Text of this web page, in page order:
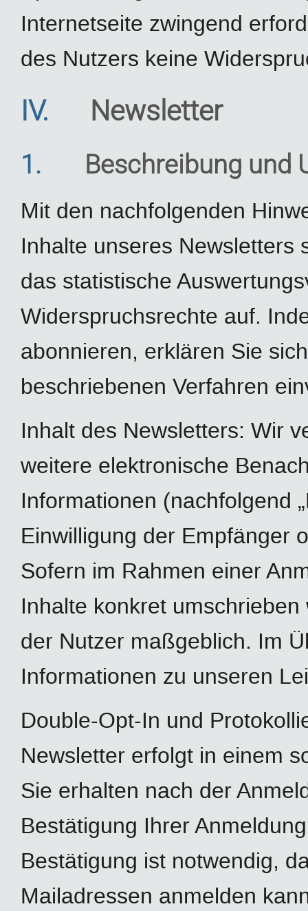
Internetseite zwingend
des Nutzers keine
IV. Newsletter
1. Beschreibung und
Mit den nachfolgenden
Inhalte unseres Newsletters
das statistische
Widerspruchsrechte auf.
abonnieren, erklären Sie
beschriebenen Verfahren
Inhalt des Newsletters: Wir
weitere elektronische
Informationen (nachfolgend
Einwilligung der Empfänger
Sofern im Rahmen einer
Inhalte konkret
der Nutzer maßgeblich. Im
Informationen zu unseren
Double-Opt-In und
Newsletter erfolgt in einem
Sie erhalten nach der
Bestätigung Ihrer
Bestätigung ist notwendig,
Mailadressen anmelden